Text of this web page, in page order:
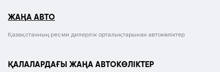
ЖАҢА АВТО
Қазақстанның ресми дилерлік орталықтарынан автокөліктер
ҚАЛАЛАРДАҒЫ ЖАҢА АВТОКӨЛІКТЕР